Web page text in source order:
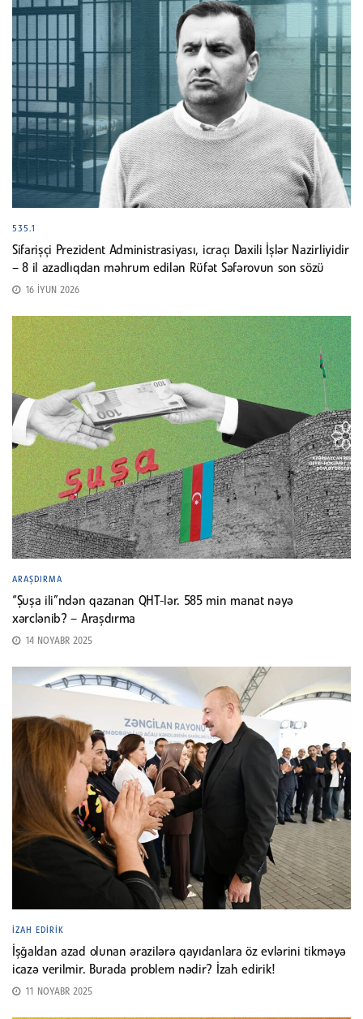
535.1
Sifarişçi Prezident Administrasiyası, icraçı Daxili İşlər Nazirliyidir
– 8 il azadlıqdan məhrum edilən Rüfət Səfərovun son sözü
16 İYUN 2026
ARAŞDIRMA
“Şuşa ili”ndən qazanan QHT-lər. 585 min manat nəyə
xərclənib? – Araşdırma
14 NOYABR 2025
İZAH EDIRIK
İşğaldan azad olunan ərazilərə qayıdanlara öz evlərini tikməyə
icazə verilmir. Burada problem nədir? İzah edirik!
11 NOYABR 2025